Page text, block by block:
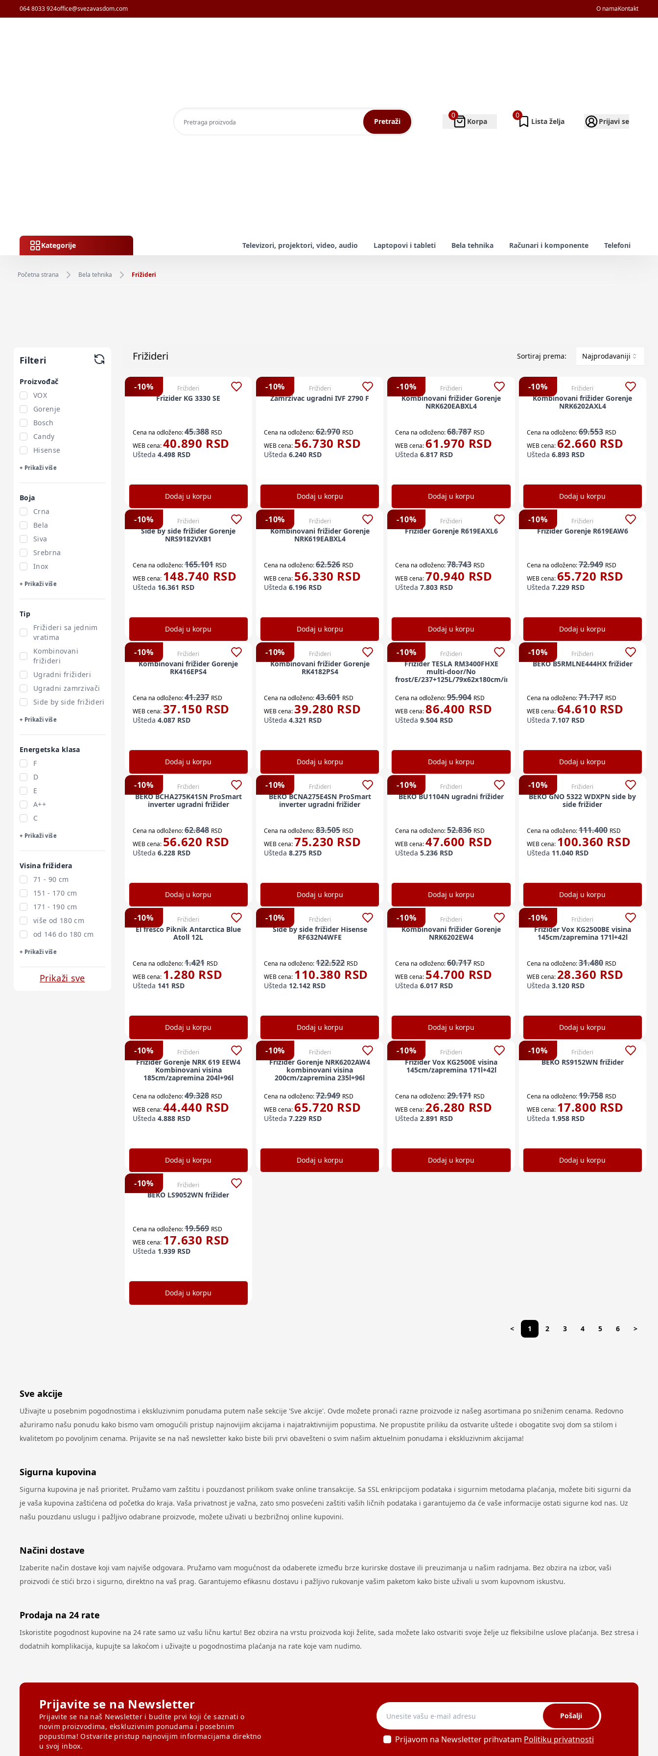
064 8033 924office@svezavasdom.com O namaKontakt
Pretraži
0
Korpa
0
Lista želja Prijavi se
Kategorije Televizori, projektori, video, audio Laptopovi i tableti Bela tehnika Računari i komponente Telefoni
Početna strana Bela tehnika Frižideri
Filteri
Proizvođač
VOX
Gorenje
Bosch
Candy
Hisense
+ Prikaži više
Boja
Crna
Bela
Siva
Srebrna
Inox
+ Prikaži više
Tip
Frižideri sa jednim
vratima
Kombinovani
frižideri
Ugradni frižideri
Ugradni zamrzivači
Side by side frižideri
+ Prikaži više
Energetska klasa
F
D
E
A++
C
+ Prikaži više
Visina frižidera
71 - 90 cm
151 - 170 cm
171 - 190 cm
više od 180 cm
od 146 do 180 cm
+ Prikaži više
Prikaži sve
Frižideri Sortiraj prema: Najprodavaniji
-10% Frižideri
Frizider KG 3330 SE
Cena na odloženo:45.388 RSD
WEB cena:40.890 RSD
Ušteda 4.498RSD
Dodaj u korpu
-10% Frižideri
Zamrzivac ugradni IVF 2790 F
Cena na odloženo:62.970 RSD
WEB cena: 56.730 RSD
Ušteda 6.240 RSD
Dodaj u korpu
-10% Frižideri
Kombinovani frižider Gorenje
NRK620EABXL4
Cena na odloženo:68.787 RSD
WEB cena:61.970 RSD
Ušteda 6.817 RSD
Dodaj u korpu
-10% Frižideri
Kombinovani frižider Gorenje
NRK6202AXL4
Cena na odloženo:69.553 RSD
WEB cena:62.660 RSD
Ušteda 6.893RSD
Dodaj u korpu
-10% Frižideri
Side by side frižider Gorenje
NRS9182VXB1
Cena na odloženo:165.101 RSD
WEB cena: 148.740 RSD
Ušteda 16.361 RSD
Dodaj u korpu
-10% Frižideri
Kombinovani frižider Gorenje
NRK619EABXL4
Cena na odloženo:62.526 RSD
WEB cena: 56.330 RSD
Ušteda 6.196 RSD
Dodaj u korpu
-10% Frižideri
Frižider Gorenje R619EAXL6
Cena na odloženo:78.743 RSD
WEB cena:70.940 RSD
Ušteda 7.803 RSD
Dodaj u korpu
-10% Frižideri
Frižider Gorenje R619EAW6
Cena na odloženo:72.949 RSD
WEB cena:65.720 RSD
Ušteda 7.229RSD
Dodaj u korpu
-10% Frižideri
Kombinovani frižider Gorenje
RK416EPS4
Cena na odloženo:41.237 RSD
WEB cena:37.150 RSD
Ušteda 4.087RSD
Dodaj u korpu
-10% Frižideri
Kombinovani frižider Gorenje
RK4182PS4
Cena na odloženo:43.601 RSD
WEB cena:39.280 RSD
Ušteda 4.321 RSD
Dodaj u korpu
-10% Frižideri
Frižider TESLA RM3400FHXE
multi-door/No
frost/E/237+125L/79x62x180cm/inox
Cena na odloženo:95.904 RSD
WEB cena:86.400 RSD
Ušteda 9.504 RSD
Dodaj u korpu
-10% Frižideri
BEKO B5RMLNE444HX frižider
Cena na odloženo:71.717 RSD
WEB cena:64.610 RSD
Ušteda 7.107RSD
Dodaj u korpu
-10% Frižideri
BEKO BCHA275K41SN ProSmart
inverter ugradni frižider
Cena na odloženo:62.848 RSD
WEB cena: 56.620 RSD
Ušteda 6.228RSD
Dodaj u korpu
-10% Frižideri
BEKO BCNA275E4SN ProSmart
inverter ugradni frižider
Cena na odloženo:83.505 RSD
WEB cena:75.230 RSD
Ušteda 8.275 RSD
Dodaj u korpu
-10% Frižideri
BEKO BU1104N ugradni frižider
Cena na odloženo:52.836 RSD
WEB cena:47.600 RSD
Ušteda 5.236 RSD
Dodaj u korpu
-10% Frižideri
BEKO GNO 5322 WDXPN side by
side frižider
Cena na odloženo:111.400 RSD
WEB cena: 100.360 RSD
Ušteda 11.040RSD
Dodaj u korpu
-10% Frižideri
El fresco Piknik Antarctica Blue
Atoll 12L
Cena na odloženo:1.421 RSD
WEB cena: 1.280 RSD
Ušteda 141 RSD
Dodaj u korpu
-10% Frižideri
Side by side frižider Hisense
RF632N4WFE
Cena na odloženo:122.522 RSD
WEB cena: 110.380 RSD
Ušteda 12.142 RSD
Dodaj u korpu
-10% Frižideri
Kombinovani frižider Gorenje
NRK6202EW4
Cena na odloženo:60.717 RSD
WEB cena: 54.700 RSD
Ušteda 6.017 RSD
Dodaj u korpu
-10% Frižideri
Frižider Vox KG2500BE visina
145cm/zapremina 171l+42l
Cena na odloženo:31.480 RSD
WEB cena: 28.360 RSD
Ušteda 3.120RSD
Dodaj u korpu
-10% Frižideri
Frižider Gorenje NRK 619 EEW4
Kombinovani visina
185cm/zapremina 204l+96l
Cena na odloženo:49.328 RSD
WEB cena:44.440 RSD
Ušteda 4.888RSD
Dodaj u korpu
-10% Frižideri
Frižider Gorenje NRK6202AW4
kombinovani visina
200cm/zapremina 235l+96l
Cena na odloženo:72.949 RSD
WEB cena:65.720 RSD
Ušteda 7.229 RSD
Dodaj u korpu
-10% Frižideri
Frižider Vox KG2500E visina
145cm/zapremina 171l+42l
Cena na odloženo:29.171 RSD
WEB cena: 26.280 RSD
Ušteda 2.891 RSD
Dodaj u korpu
-10% Frižideri
BEKO RS9152WN frižider
Cena na odloženo:19.758 RSD
WEB cena: 17.800 RSD
Ušteda 1.958RSD
Dodaj u korpu
-10% Frižideri
BEKO LS9052WN frižider
Cena na odloženo:19.569 RSD
WEB cena: 17.630 RSD
Ušteda 1.939RSD
Dodaj u korpu
< 1 2 3 4 5 6 >
Sve akcije
Uživajte u posebnim pogodnostima i ekskluzivnim ponudama putem naše sekcije 'Sve akcije'. Ovde možete pronaći razne proizvode iz našeg asortimana po sniženim cenama. Redovno
ažuriramo našu ponudu kako bismo vam omogućili pristup najnovijim akcijama i najatraktivnijim popustima. Ne propustite priliku da ostvarite uštede i obogatite svoj dom sa stilom i
kvalitetom po povoljnim cenama. Prijavite se na naš newsletter kako biste bili prvi obavešteni o svim našim aktuelnim ponudama i ekskluzivnim akcijama!
Sigurna kupovina
Sigurna kupovina je naš prioritet. Pružamo vam zaštitu i pouzdanost prilikom svake online transakcije. Sa SSL enkripcijom podataka i sigurnim metodama plaćanja, možete biti sigurni da
je vaša kupovina zaštićena od početka do kraja. Vaša privatnost je važna, zato smo posvećeni zaštiti vaših ličnih podataka i garantujemo da će vaše informacije ostati sigurne kod nas. Uz
našu pouzdanu uslugu i pažljivo odabrane proizvode, možete uživati u bezbrižnoj online kupovini.
Načini dostave
Izaberite način dostave koji vam najviše odgovara. Pružamo vam mogućnost da odaberete između brze kurirske dostave ili preuzimanja u našim radnjama. Bez obzira na izbor, vaši
proizvodi će stići brzo i sigurno, direktno na vaš prag. Garantujemo efikasnu dostavu i pažljivo rukovanje vašim paketom kako biste uživali u svom kupovnom iskustvu.
Prodaja na 24 rate
Iskoristite pogodnost kupovine na 24 rate samo uz vašu ličnu kartu! Bez obzira na vrstu proizvoda koji želite, sada možete lako ostvariti svoje želje uz fleksibilne uslove plaćanja. Bez stresa i
dodatnih komplikacija, kupujte sa lakoćom i uživajte u pogodnostima plaćanja na rate koje vam nudimo.
Prijavite se na Newsletter
Prijavite se na naš Newsletter i budite prvi koji će saznati o
novim proizvodima, ekskluzivnim ponudama i posebnim
popustima! Ostvarite pristup najnovijim informacijama direktno
u svoj inbox.
Pošalji
Prijavom na Newsletter prihvatam Politiku privatnosti